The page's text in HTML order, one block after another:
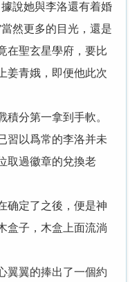
說她與李洛還有着婚
然更多的目光，還是
在聖玄星學府，要比
姜青娥，即便他此次
分第一拿到手軟。
以爲常的李洛并未
取過徽章的兌換老
定了之後，便是神
盒子，木盒上面流淌
翼的捧出了一個約